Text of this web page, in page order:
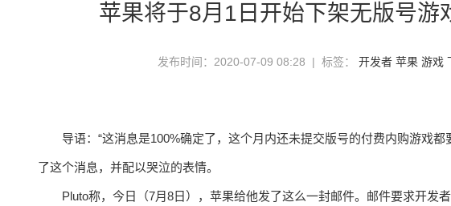
苹果将于8月1日开始下架无版号游
发布时间：2020-07-09 08:28 | 标签： 开发者 苹果 游戏
导语：“这消息是100%确定了，这个月内还未提交版号的付费内购游戏
了这个消息，并配以哭泣的表情。
Pluto称，今日（7月8日），苹果给他发了这么一封邮件。邮件要求开发